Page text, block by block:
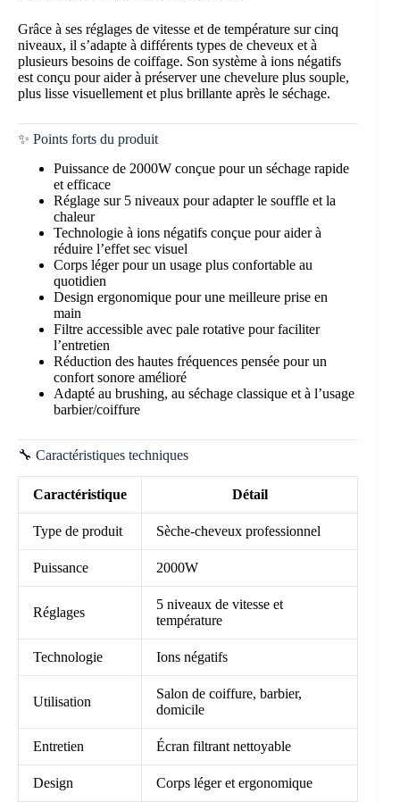
Grâce à ses réglages de vitesse et de température sur cinq
niveaux, il s’adapte à différents types de cheveux et à
plusieurs besoins de coiffage. Son système à ions négatifs
est conçu pour aider à préserver une chevelure plus souple,
plus lisse visuellement et plus brillante après le séchage.
✨ Points forts du produit
Puissance de 2000W conçue pour un séchage rapide
et efficace
Réglage sur 5 niveaux pour adapter le souffle et la
chaleur
Technologie à ions négatifs conçue pour aider à
réduire l’effet sec visuel
Corps léger pour un usage plus confortable au
quotidien
Design ergonomique pour une meilleure prise en
main
Filtre accessible avec pale rotative pour faciliter
l’entretien
Réduction des hautes fréquences pensée pour un
confort sonore amélioré
Adapté au brushing, au séchage classique et à l’usage
barbier/coiffure
🔧 Caractéristiques techniques
Caractéristique Détail
Type de produit Sèche-cheveux professionnel
Puissance 2000W
Réglages
5 niveaux de vitesse et
température
Technologie Ions négatifs
Utilisation
Salon de coiffure, barbier,
domicile
Entretien Écran filtrant nettoyable
Design Corps léger et ergonomique